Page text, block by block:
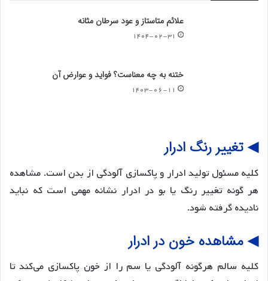
علائم متاستاز و عود سرطان مثانه
۱۴۰۴-۰۲-۳۱
ختنه به چه معناست؟ فواید و عوارض آن
۱۴۰۳-۰۶-۱۱
◀ تغییر رنگ ادرار
کلیه مسئول تولید ادرار و پاکسازی آلودگی از بدن است. مشاهده
هر گونه تغییر رنگ یا بو در ادرار نشانه مهمی است که نباید
نادیده گرفته شود.
◀ مشاهده خون در ادرار
کلیه سالم هرگونه آلودگی یا سم را از خون پاکسازی می‌کند تا